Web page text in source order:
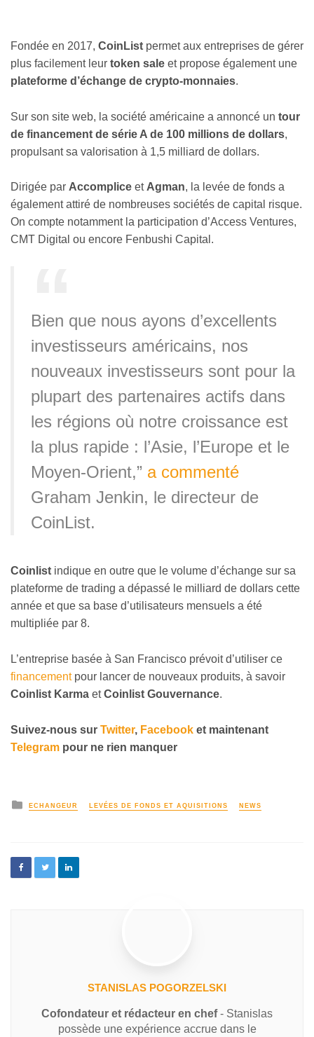
Fondée en 2017, CoinList permet aux entreprises de gérer
plus facilement leur token sale et propose également une
plateforme d’échange de crypto-monnaies.
Sur son site web, la société américaine a annoncé un tour
de financement de série A de 100 millions de dollars,
propulsant sa valorisation à 1,5 milliard de dollars.
Dirigée par Accomplice etAgman, la levée de fonds a
également attiré de nombreuses sociétés de capital risque.
On compte notamment la participation d’Access Ventures,
CMT Digital ou encore Fenbushi Capital.
Bien que nous ayons d’excellents
investisseurs américains, nos
nouveaux investisseurs sont pour la
plupart des partenaires actifs dans
les régions où notre croissance est
la plus rapide : l’Asie, l’Europe et le
Moyen-Orient,” a commenté
Graham Jenkin, le directeur de
CoinList.
Coinlist indique en outre que le volume d’échange sur sa
plateforme de trading a dépassé le milliard de dollars cette
année et que sa base d’utilisateurs mensuels a été
multipliée par 8.
L’entreprise basée à San Francisco prévoit d’utiliser ce
financementpour lancer de nouveaux produits, à savoir
Coinlist Karma etCoinlist Gouvernance.
Suivez-nous sur Twitter, Facebook et maintenant
Telegram pour ne rien manquer
ECHANGEUR LEVÉES DE FONDS ET AQUISITIONS NEWS
STANISLAS POGORZELSKI
Cofondateur et rédacteur en chef- Stanislas
possède une expérience accrue dans le